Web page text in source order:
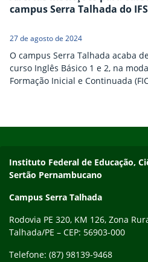
campus Serra Talhada do
27 de agosto de 2024
O campus Serra Talhada acaba
curso Inglês Básico 1 e 2, na
Formação Inicial e Continuada
Endereço
Instituto Federal de Educação,
Sertão Pernambucano
Campus Serra Talhada
Rodovia PE 320, KM 126, Zona
Talhada/PE – CEP: 56903-000
Telefone: (87) 98139-9468